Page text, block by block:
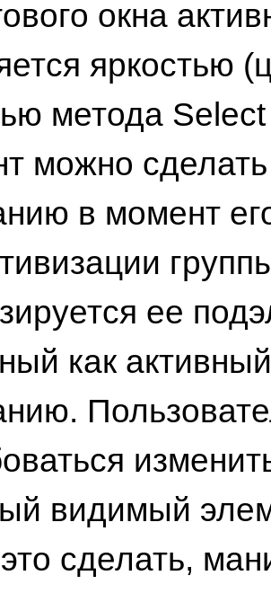
окна
яркостью
метода
можно
в момент
ее
как
видимый
сделать,